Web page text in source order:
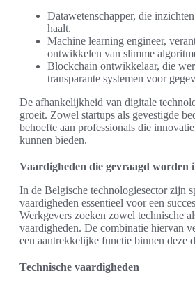
Datawetenschapper, die
haalt.
Machine learning engineer,
ontwikkelen van slimme
Blockchain ontwikkelaar, die
transparante systemen voor
De afhankelijkheid van digitale
groeit. Zowel startups als gevestigde
behoefte aan professionals die
kunnen bieden.
Vaardigheden die gevraagd worden
In de Belgische technologiesector zijn
vaardigheden essentieel voor een
Werkgevers zoeken zowel technische
vaardigheden. De combinatie hiervan
een aantrekkelijke functie binnen deze
Technische vaardigheden